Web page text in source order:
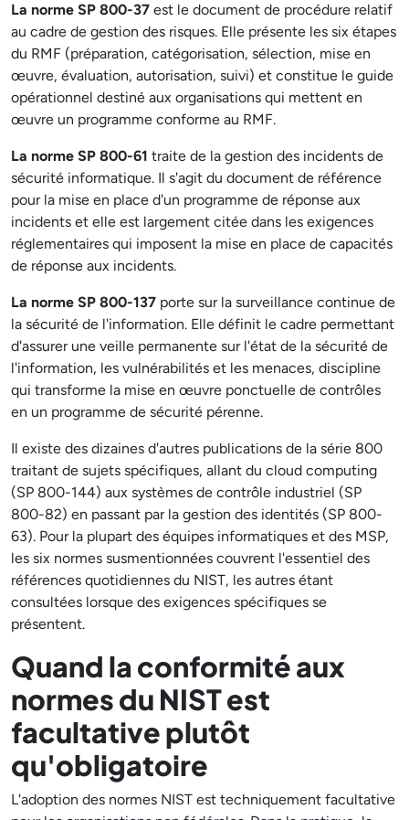
La norme SP 800-37 est le document de procédure relatif
au cadre de gestion des risques. Elle présente les six étapes
du RMF (préparation, catégorisation, sélection, mise en
œuvre, évaluation, autorisation, suivi) et constitue le guide
opérationnel destiné aux organisations qui mettent en
œuvre un programme conforme au RMF.
La norme SP 800-61 traite de la gestion des incidents de
sécurité informatique. Il s'agit du document de référence
pour la mise en place d'un programme de réponse aux
incidents et elle est largement citée dans les exigences
réglementaires qui imposent la mise en place de capacités
de réponse aux incidents.
La norme SP 800-137 porte sur la surveillance continue de
la sécurité de l'information. Elle définit le cadre permettant
d'assurer une veille permanente sur l'état de la sécurité de
l'information, les vulnérabilités et les menaces, discipline
qui transforme la mise en œuvre ponctuelle de contrôles
en un programme de sécurité pérenne.
Il existe des dizaines d'autres publications de la série 800
traitant de sujets spécifiques, allant du cloud computing
(SP 800-144) aux systèmes de contrôle industriel (SP
800-82) en passant par la gestion des identités (SP 800-
63). Pour la plupart des équipes informatiques et des MSP,
les six normes susmentionnées couvrent l'essentiel des
références quotidiennes du NIST, les autres étant
consultées lorsque des exigences spécifiques se
présentent.
Quand la conformité aux
normes du NIST est
facultative plutôt
qu'obligatoire
L'adoption des normes NIST est techniquement facultative